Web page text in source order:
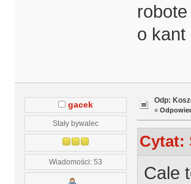
o kant
gacek
Stały bywalec
Wiadomości: 53
Odp:
«
Cytat:
Cale